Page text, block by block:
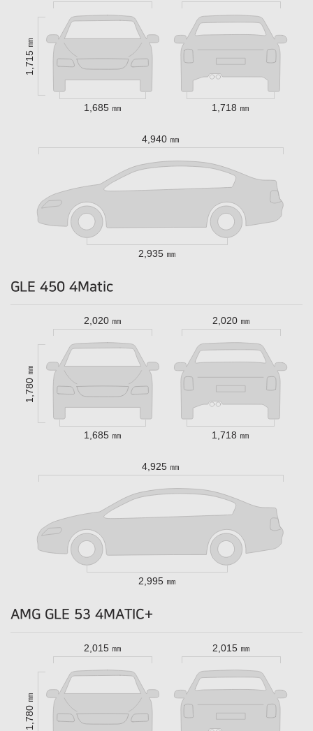
1,715 ㎜
1,685 ㎜ 1,718 ㎜
4,940 ㎜
2,935 ㎜
GLE 450 4Matic
2,020 ㎜ 2,020 ㎜
1,780 ㎜
1,685 ㎜ 1,718 ㎜
4,925 ㎜
2,995 ㎜
AMG GLE 53 4MATIC+
2,015 ㎜ 2,015 ㎜
1,780 ㎜